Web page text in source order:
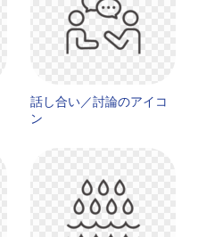
話し合い／討論のアイコ
ン